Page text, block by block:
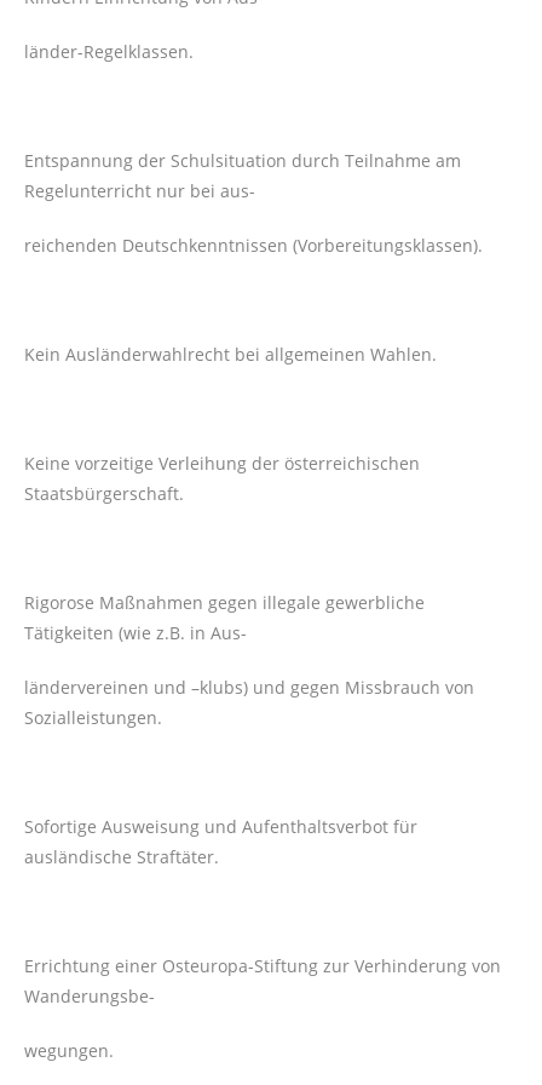
länder-Regelklassen.
Entspannung der Schulsituation durch Teilnahme am
Regelunterricht nur bei aus-
reichenden Deutschkenntnissen (Vorbereitungsklassen).
Kein Ausländerwahlrecht bei allgemeinen Wahlen.
Keine vorzeitige Verleihung der österreichischen
Staatsbürgerschaft.
Rigorose Maßnahmen gegen illegale gewerbliche
Tätigkeiten (wie z.B. in Aus-
ländervereinen und –klubs) und gegen Missbrauch von
Sozialleistungen.
Sofortige Ausweisung und Aufenthaltsverbot für
ausländische Straftäter.
Errichtung einer Osteuropa-Stiftung zur Verhinderung von
Wanderungsbe-
wegungen.